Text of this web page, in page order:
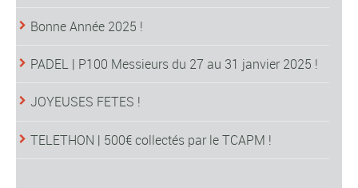
Bonne Année 2025 !
PADEL | P100 Messieurs du 27 au 31 janvier 2025 !
JOYEUSES FETES !
TELETHON | 500€ collectés par le TCAPM !